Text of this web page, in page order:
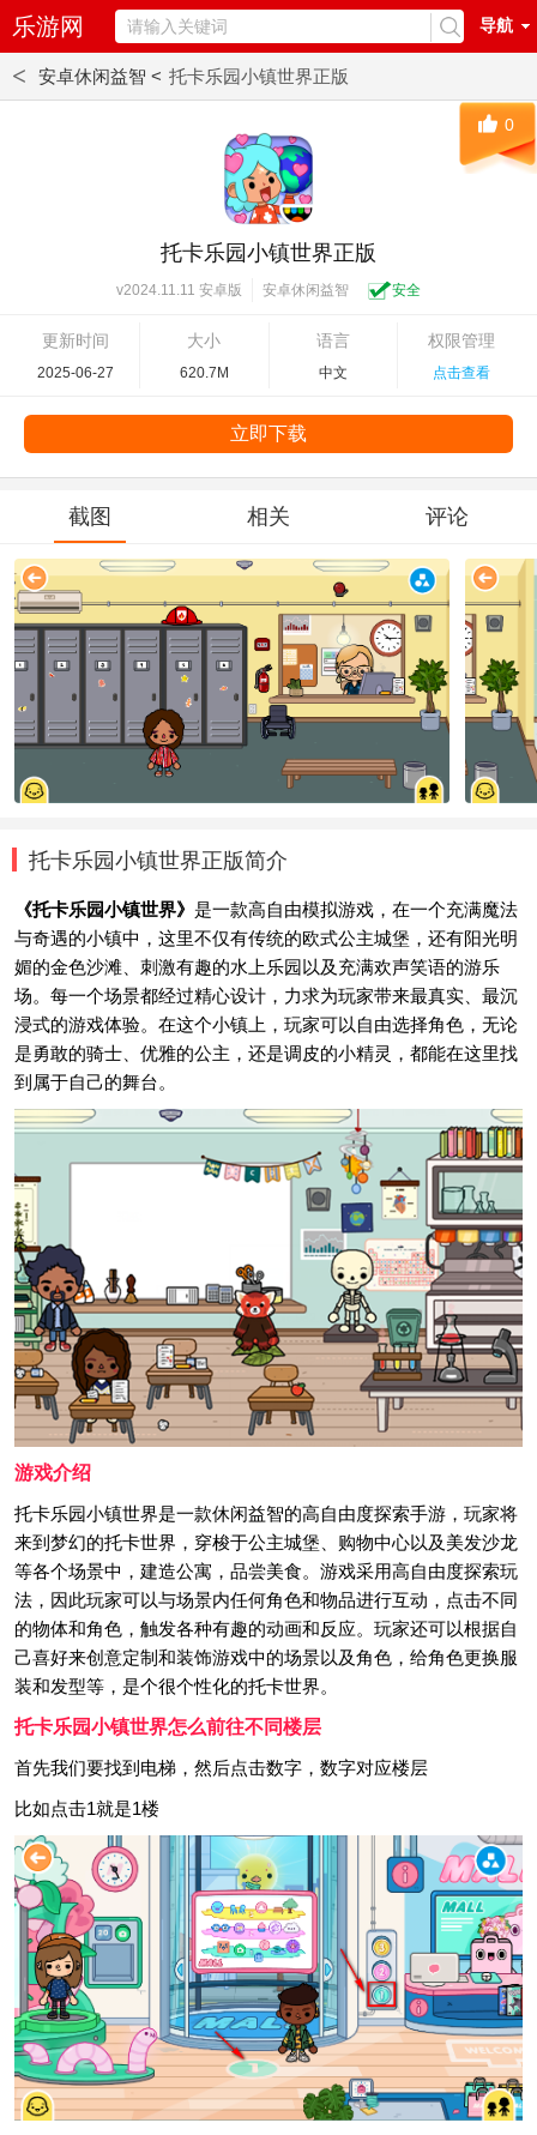
乐游网 导航
< 安卓休闲益智 < 托卡乐园小镇世界正版
托卡乐园小镇世界正版
v2024.11.11 安卓版 安卓休闲益智 安全
更新时间
2025-06-27
大小
620.7M
语言
中文
权限管理
点击查看
0
立即下载
截图 相关 评论
托卡乐园小镇世界正版简介
《托卡乐园小镇世界》 是一款高自由模拟游戏，在一个充满魔法
与奇遇的小镇中，这里不仅有传统的欧式公主城堡，还有阳光明
媚的金色沙滩、刺激有趣的水上乐园以及充满欢声笑语的游乐
场。每一个场景都经过精心设计，力求为玩家带来最真实、最沉
浸式的游戏体验。在这个小镇上，玩家可以自由选择角色，无论
是勇敢的骑士、优雅的公主，还是调皮的小精灵，都能在这里找
到属于自己的舞台。
游戏介绍
托卡乐园小镇世界是一款休闲益智的高自由度探索手游，玩家将
来到梦幻的托卡世界，穿梭于公主城堡、购物中心以及美发沙龙
等各个场景中，建造公寓，品尝美食。游戏采用高自由度探索玩
法，因此玩家可以与场景内任何角色和物品进行互动，点击不同
的物体和角色，触发各种有趣的动画和反应。玩家还可以根据自
己喜好来创意定制和装饰游戏中的场景以及角色，给角色更换服
装和发型等，是个很个性化的托卡世界。
托卡乐园小镇世界怎么前往不同楼层
首先我们要找到电梯，然后点击数字，数字对应楼层
比如点击1就是1楼